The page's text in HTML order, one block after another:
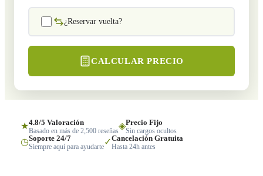
¿Reservar vuelta?
CALCULAR PRECIO
★4.8/5 Valoración
Basado en más de 2,500 reseñas◈Precio Fijo
Sin cargos ocultos
◷Soporte 24/7
Siempre aquí para ayudarte✓Cancelación Gratuita
Hasta 24h antes